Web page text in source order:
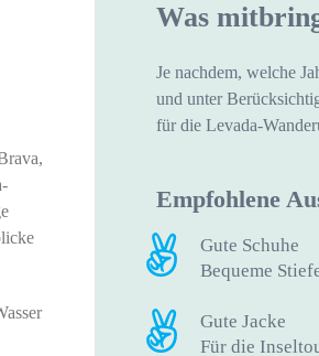
Was
Je nachdem, welche
und unter
für die Levada-
Empfohlene
Gute Schuhe
Bequeme
Gute Jacke
Für die